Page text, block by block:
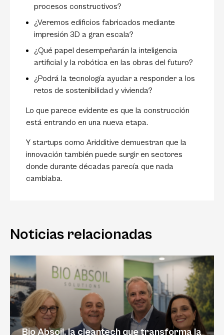
procesos constructivos?
¿Veremos edificios fabricados mediante
impresión 3D a gran escala?
¿Qué papel desempeñarán la inteligencia
artificial y la robótica en las obras del futuro?
¿Podrá la tecnología ayudar a responder a los
retos de sostenibilidad y vivienda?
Lo que parece evidente es que la construcción
está entrando en una nueva etapa.
Y startups como Aridditive demuestran que la
innovación también puede surgir en sectores
donde durante décadas parecía que nada
cambiaba.
Noticias relacionadas
Bio Absoil, la cleantech que transforma la